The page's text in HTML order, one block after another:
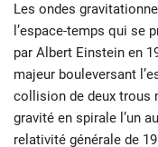
Les ondes
l’espace-temps qui se
par Albert Einstein en
majeur bouleversant
collision de deux trous
gravité en spirale l’un
relativité générale de